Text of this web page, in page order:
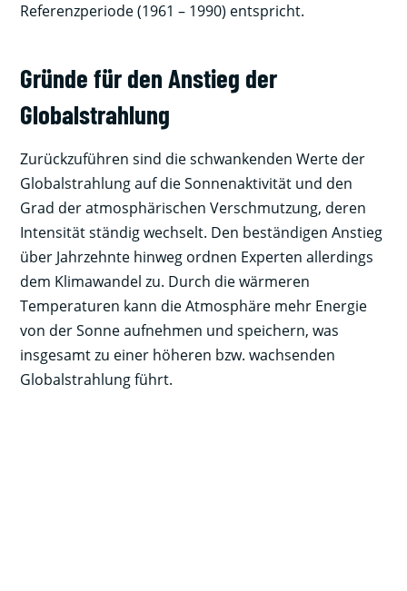
Referenzperiode (1961 – 1990) entspricht.
Gründe für den Anstieg der
Globalstrahlung
Zurückzuführen sind die schwankenden Werte der
Globalstrahlung auf die Sonnenaktivität und den
Grad der atmosphärischen Verschmutzung, deren
Intensität ständig wechselt. Den beständigen Anstieg
über Jahrzehnte hinweg ordnen Experten allerdings
dem Klimawandel zu. Durch die wärmeren
Temperaturen kann die Atmosphäre mehr Energie
von der Sonne aufnehmen und speichern, was
insgesamt zu einer höheren bzw. wachsenden
Globalstrahlung führt.